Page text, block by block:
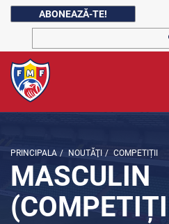
ABONEAZĂ-TE!
PRINCIPALA / NOUTĂŢI / COMPETIȚII
MASCULIN